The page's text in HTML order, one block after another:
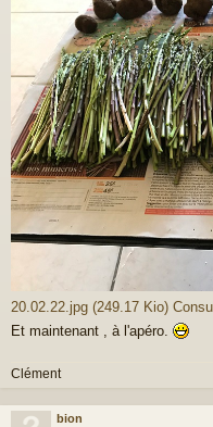
20.02.22.jpg (249.17 Kio)
Et maintenant , à l'apéro.
Clément
bion